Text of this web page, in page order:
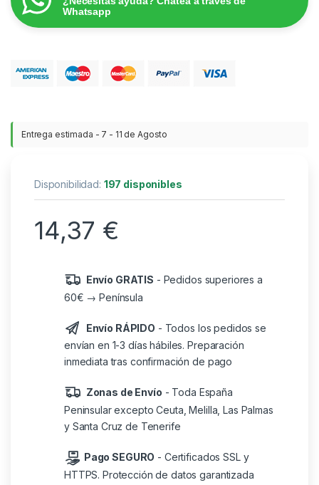
Whatsapp
Entrega estimada - 7 - 11 de Agosto
Disponibilidad: 197 disponibles
14,37 €
Envío GRATIS - Pedidos superiores a
60€ → Península
Envío RÁPIDO - Todos los pedidos se
envían en 1-3 días hábiles. Preparación
inmediata tras confirmación de pago
Zonas de Envío - Toda España
Peninsular excepto Ceuta, Melilla, Las Palmas
y Santa Cruz de Tenerife
Pago SEGURO - Certificados SSL y
HTTPS. Protección de datos garantizada